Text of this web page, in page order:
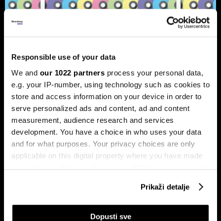
Responsible use of your data
We and our 1022 partners process your personal data,
e.g. your IP-number, using technology such as cookies to
store and access information on your device in order to
serve personalized ads and content, ad and content
measurement, audience research and services
development. You have a choice in who uses your data
and for what purposes. Your privacy choices are only
applicable on this digital property where you have made
your choices. You can change or withdraw your consent
If you allow, we would also like to:
Prikaži detalje
Dopusti sve
Bloomberg Adria Top 25: Kompanije
koje su obilježile 2025. godinu
Pronašli smo 25 kompanija iz regije koje su ostavile najveći
trag u 2025. godini.
izradu jeftinijih električnih vozila
utjecat će na 2025. godinu